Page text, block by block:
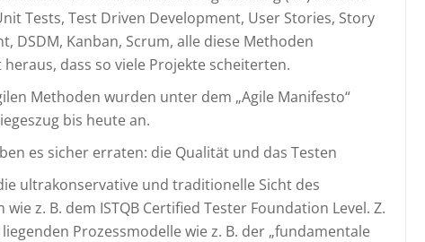
Tests, Test Driven Development, User Stories, Story
DSDM, Kanban, Scrum, alle diese Methoden
dass so viele Projekte scheiterten.
Methoden wurden unter dem „Agile Manifesto“
bis heute an.
es sicher erraten: die Qualität und das Testen
ultrakonservative und traditionelle Sicht des
z. B. dem ISTQB Certified Tester Foundation Level. Z.
Prozessmodelle wie z. B. der „fundamentale